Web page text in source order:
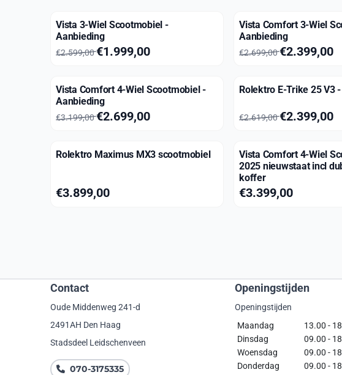
Vista 3-Wiel Scootmobiel -
Aanbieding
Van 2 599,00 voor 1 999,00
€2.599,00€1.999,00
Vista Comfort 3-Wiel
Aanbieding
Van 2 699,00 voor 2
€2.699,00€2.399,00
Vista Comfort 4-Wiel Scootmobiel -
Aanbieding
Van 3 199,00 voor 2 699,00
€3.199,00€2.699,00
Rolektro E-Trike 25 V3
Van 2 619,00 voor 2
€2.619,00€2.399,00
Rolektro Maximus MX3 scootmobiel
Prijs: 3 899,00
€3.899,00
Vista Comfort 4-Wiel
2025 nieuwstaat incl
koffer
Prijs: 3 399,00
€3.399,00
Contact
Oude Middenweg 241-d
2491AH Den Haag
Stadsdeel Leidschenveen
070-3175335
Openingstijden
Openingstijden
Maandag
13.00 -
Dinsdag
09.00 -
Woensdag
09.00 -
Donderdag
09.00 -